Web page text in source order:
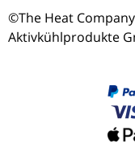
©The Heat
Aktivkühlprodukte